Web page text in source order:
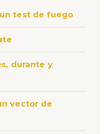
test de fuego
durante y
vector de